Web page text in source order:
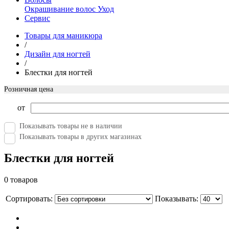
Окрашивание волос Уход
Сервис
Товары для маникюра
/
Дизайн для ногтей
/
Блестки для ногтей
Розничная цена
от
Показывать товары не в наличии
Показывать товары в других магазинах
Блестки для ногтей
0 товаров
Сортировать: Показывать: